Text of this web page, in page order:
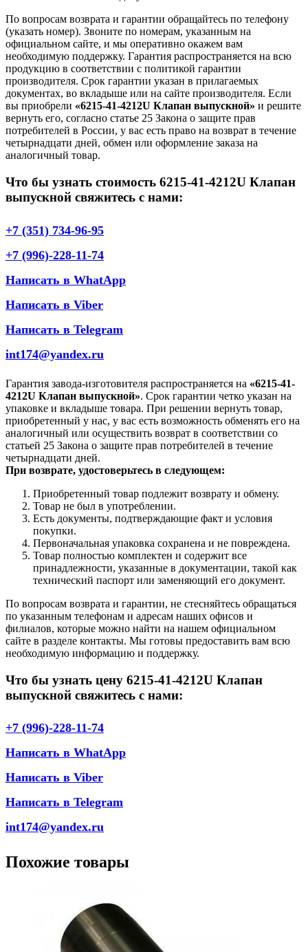
По вопросам возврата и гарантии обращайтесь по телефону
(указать номер). Звоните по номерам, указанным на
официальном сайте, и мы оперативно окажем вам
необходимую поддержку. Гарантия распространяется на всю
продукцию в соответствии с политикой гарантии
производителя. Срок гарантии указан в прилагаемых
документах, во вкладыше или на сайте производителя. Если
вы приобрели «6215-41-4212U Клапан выпускной» и решите
вернуть его, согласно статье 25 Закона о защите прав
потребителей в России, у вас есть право на возврат в течение
четырнадцати дней, обмен или оформление заказа на
аналогичный товар.
Что бы узнать стоимость 6215-41-4212U Клапан
выпускной свяжитесь с нами:
+7 (351) 734-96-95
+7 (996)-228-11-74
Написать в WhatApp
Написать в Viber
Написать в Telegram
int174@yandex.ru
Гарантия завода-изготовителя распространяется на «6215-41-
4212U Клапан выпускной». Срок гарантии четко указан на
упаковке и вкладыше товара. При решении вернуть товар,
приобретенный у нас, у вас есть возможность обменять его на
аналогичный или осуществить возврат в соответствии со
статьей 25 Закона о защите прав потребителей в течение
четырнадцати дней.
При возврате, удостоверьтесь в следующем:
Приобретенный товар подлежит возврату и обмену.
Товар не был в употреблении.
Есть документы, подтверждающие факт и условия
покупки.
Первоначальная упаковка сохранена и не повреждена.
Товар полностью комплектен и содержит все
принадлежности, указанные в документации, такой как
технический паспорт или заменяющий его документ.
По вопросам возврата и гарантии, не стесняйтесь обращаться
по указанным телефонам и адресам наших офисов и
филиалов, которые можно найти на нашем официальном
сайте в разделе контакты. Мы готовы предоставить вам всю
необходимую информацию и поддержку.
Что бы узнать цену 6215-41-4212U Клапан
выпускной свяжитесь с нами:
+7 (996)-228-11-74
Написать в WhatApp
Написать в Viber
Написать в Telegram
int174@yandex.ru
Похожие товары